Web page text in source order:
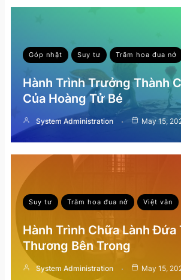
Góp nhặt Suy tư Trăm hoa đua nở
Hành Trình Trưởng Thành
Của Hoàng Tử Bé
System Administration May 15,
Suy tư Trăm hoa đua nở Việt văn
Hành Trình Chữa Lành Đứa
Thương Bên Trong
System Administration May 15,